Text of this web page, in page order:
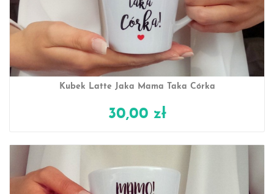
Kubek Latte Jaka Mama Taka Córka
30,00 zł